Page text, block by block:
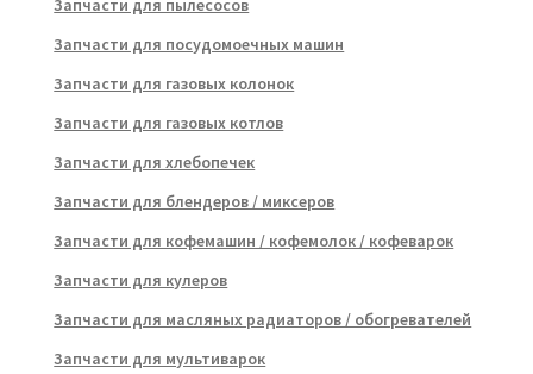
Запчасти для пылесосов
Запчасти для посудомоечных машин
Запчасти для газовых колонок
Запчасти для газовых котлов
Запчасти для хлебопечек
Запчасти для блендеров / миксеров
Запчасти для кофемашин / кофемолок / кофеварок
Запчасти для кулеров
Запчасти для масляных радиаторов / обогревателей
Запчасти для мультиварок